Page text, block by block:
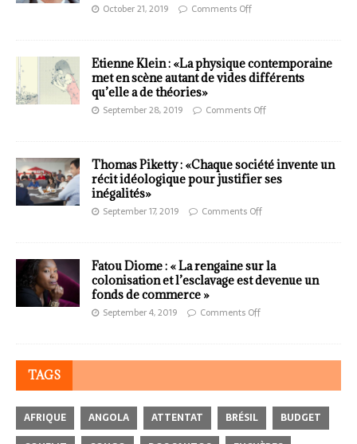
October 21, 2019 Comments Off
Etienne Klein : «La physique contemporaine
met en scène autant de vides différents
qu’elle a de théories»
September 28, 2019 Comments Off
Thomas Piketty : «Chaque société invente un
récit idéologique pour justifier ses
inégalités»
September 17, 2019 Comments Off
Fatou Diome : « La rengaine sur la
colonisation et l’esclavage est devenue un
fonds de commerce »
September 4, 2019 Comments Off
TAGS
AFRIQUE ANGOLA ATTENTAT BRÉSIL
BUDGET